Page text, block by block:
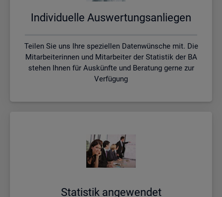
In­di­vi­du­el­le Aus­wer­tungs­an­lie­gen
Teilen Sie uns Ihre speziellen Datenwünsche mit. Die
Mitarbeiterinnen und Mitarbeiter der Statistik der BA
stehen Ihnen für Auskünfte und Beratung gerne zur
Verfügung
Sta­tis­tik an­ge­wen­det